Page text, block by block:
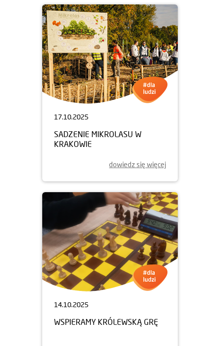
17.10.2025
SADZENIE MIKROLASU W
KRAKOWIE
dowiedz się więcej
14.10.2025
WSPIERAMY KRÓLEWSKĄ GRĘ